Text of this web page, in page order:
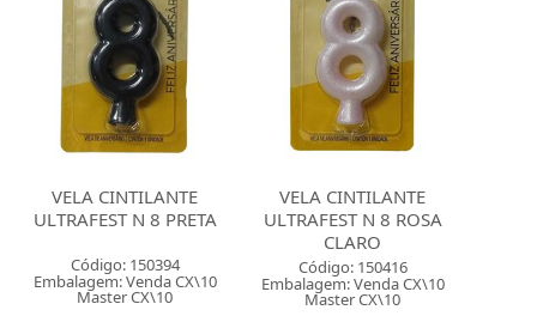
VELA CINTILANTE
ULTRAFEST N 8 PRETA
Código: 150394
Embalagem: Venda CX\10
Master CX\10
VELA CINTILANTE
ULTRAFEST N 8 ROSA
CLARO
Código: 150416
Embalagem: Venda CX\10
Master CX\10